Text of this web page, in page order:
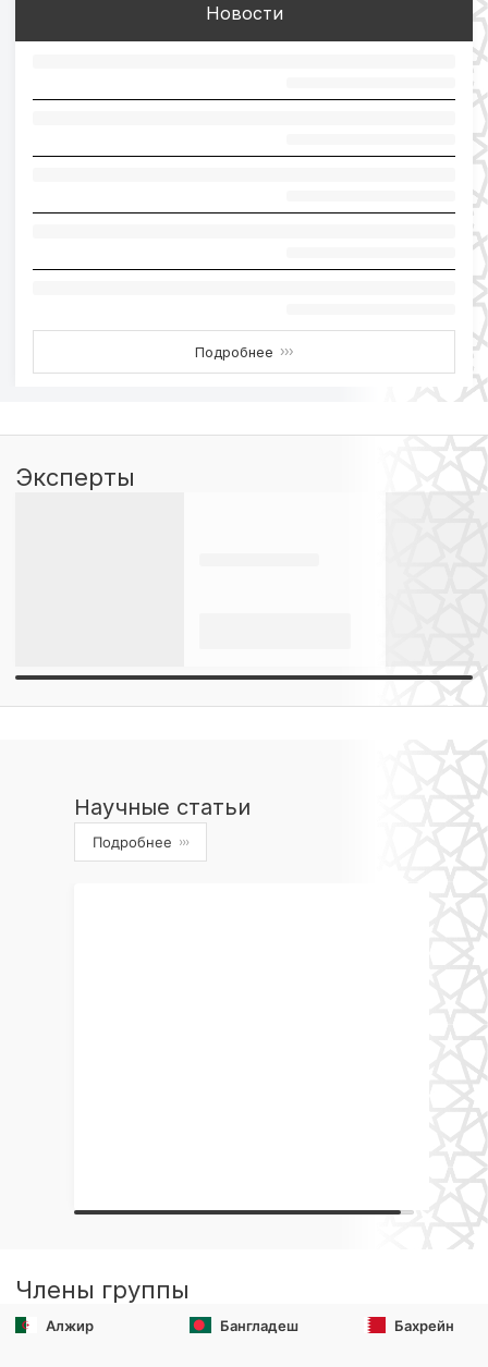
Новости
Подробнее ›››
Эксперты
Научные статьи
Подробнее ›››
Члены группы
Алжир Бангладеш Бахрейн